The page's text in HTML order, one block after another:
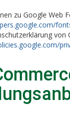
zu Google Web
von